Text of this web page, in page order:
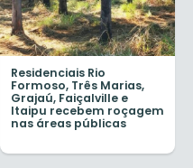
Residenciais Rio
Formoso, Três Marias,
Grajaú, Faiçalville e
Itaipu recebem roçagem
nas áreas públicas